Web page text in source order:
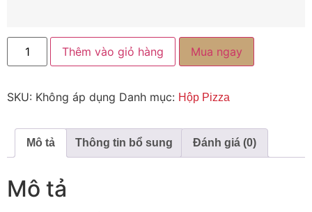
Thêm vào giỏ hàng Mua ngay
SKU: Không áp dụng Danh mục: Hộp Pizza
Mô tả Thông tin bổ sung Đánh giá (0)
Mô tả